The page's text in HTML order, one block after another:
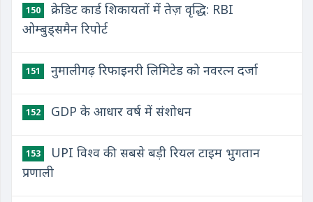
150
क्रेडिट कार्ड शिकायतों में तेज़ वृद्धि: RBI
ओम्बुड्समैन रिपोर्ट
151 नुमालीगढ़ रिफाइनरी लिमिटेड को नवरत्न दर्जा
152 GDP के आधार वर्ष में संशोधन
153
UPI विश्व की सबसे बड़ी रियल टाइम भुगतान
प्रणाली